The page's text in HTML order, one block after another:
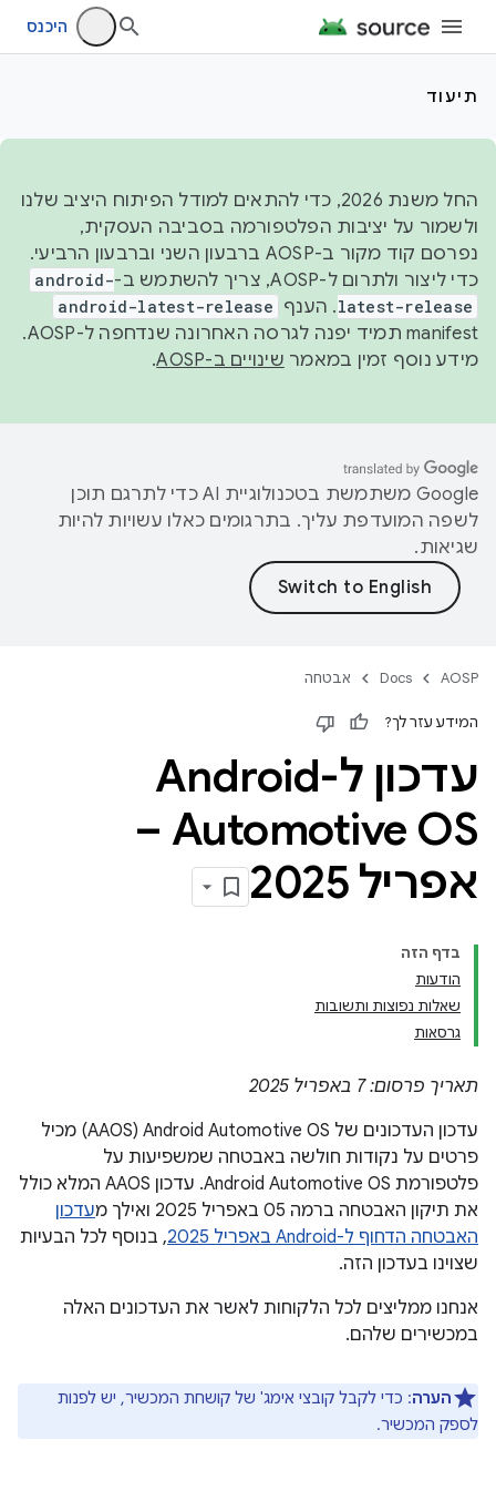
היכנס
תיעוד
החל משנת 2026, כדי להתאים למודל הפיתוח היציב שלנו
ולשמור על יציבות הפלטפורמה בסביבה העסקית,
נפרסם קוד מקור ב-AOSP ברבעון השני וברבעון הרביעי.
כדי ליצור ולתרום ל-AOSP, צריך להשתמש ב-
android-
latest-release. הענף android-latest-release
manifest תמיד יפנה לגרסה האחרונה שנדחפה ל-AOSP.
מידע נוסף זמין במאמר שינויים ב-AOSP .
‫Google משתמשת בטכנולוגיית AI כדי לתרגם תוכן
לשפה המועדפת עליך. בתרגומים כאלו עשויות להיות
שגיאות.
AOSP
Docs אבטחה
המידע עזר לך?
עדכון ל-Android
Automotive OS –
אפריל 2025
בדף הזה
הודעות
שאלות נפוצות ותשובות
גרסאות
תאריך פרסום: 7 באפריל 2025
עדכון העדכונים של Android Automotive OS‏ (AAOS) מכיל
פרטים על נקודות חולשה באבטחה שמשפיעות על
פלטפורמת Android Automotive OS. עדכון AAOS המלא כולל
את תיקון האבטחה ברמה 05 באפריל 2025 ואילך מ
עדכון
האבטחה הדחוף ל-Android באפריל 2025
, בנוסף לכל הבעיות
שצוינו בעדכון הזה.
אנחנו ממליצים לכל הלקוחות לאשר את העדכונים האלה
במכשירים שלהם.
הערה: כדי לקבל קובצי אימג' של קושחת המכשיר, יש לפנות
לספק המכשיר.